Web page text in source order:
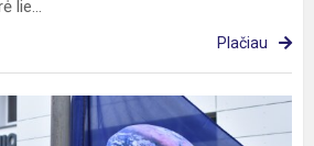
lie...
Plačiau